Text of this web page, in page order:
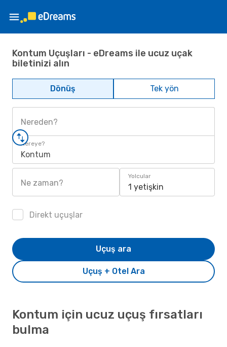
Kontum Uçuşları - eDreams ile ucuz uçak
biletinizi alın
Dönüş Tek yön
Nereden?
Nereye?
Kontum
Ne zaman?
Yolcular
1 yetişkin
Direkt uçuşlar
Uçuş + Otel Ara
Uçuş ara
Kontum için ucuz uçuş fırsatları
bulma